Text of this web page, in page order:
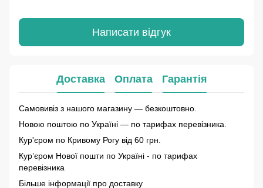
Написати відгук
Доставка Оплата Гарантія
Самовивіз з нашого магазину — безкоштовно.
Новою поштою по Україні — по тарифах перевізника.
Кур'єром по Кривому Рогу від 60 грн.
Курʼєром Нової пошти по Україні - по тарифах
перевізника
Більше інформації про доставку